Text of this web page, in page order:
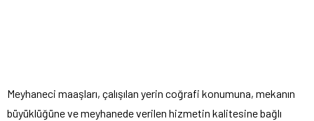
Meyhaneci maaşları, çalışılan yerin coğrafi konumuna, mekanın
büyüklüğüne ve meyhanede verilen hizmetin kalitesine bağlı